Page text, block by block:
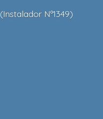
(Instalador Nº1349)